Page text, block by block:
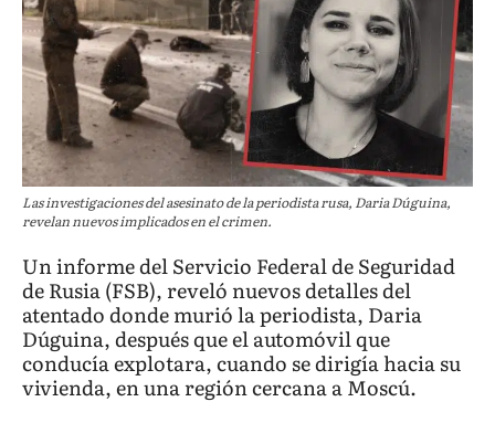
Las investigaciones del asesinato de la periodista rusa, Daria Dúguina,
revelan nuevos implicados en el crimen.
Un informe del Servicio Federal de Seguridad
de Rusia (FSB), reveló nuevos detalles del
atentado donde murió la periodista, Daria
Dúguina, después que el automóvil que
conducía explotara, cuando se dirigía hacia su
vivienda, en una región cercana a Moscú.